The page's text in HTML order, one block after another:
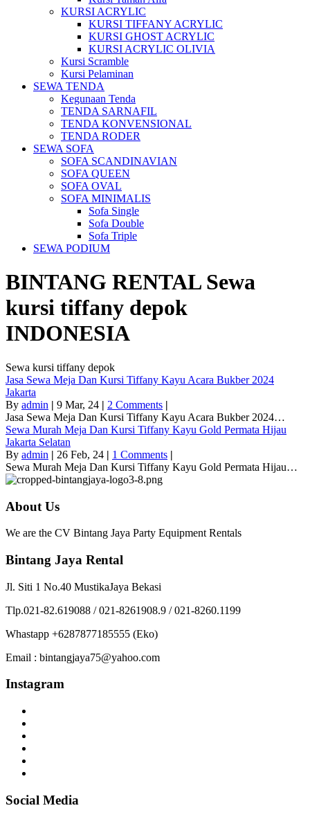
KURSI ACRYLIC
KURSI TIFFANY ACRYLIC
KURSI GHOST ACRYLIC
KURSI ACRYLIC OLIVIA
Kursi Scramble
Kursi Pelaminan
SEWA TENDA
Kegunaan Tenda
TENDA SARNAFIL
TENDA KONVENSIONAL
TENDA RODER
SEWA SOFA
SOFA SCANDINAVIAN
SOFA QUEEN
SOFA OVAL
SOFA MINIMALIS
Sofa Single
Sofa Double
Sofa Triple
SEWA PODIUM
BINTANG RENTAL Sewa
kursi tiffany depok
INDONESIA
Sewa kursi tiffany depok
Jasa Sewa Meja Dan Kursi Tiffany Kayu Acara Bukber 2024
Jakarta
By admin | 9 Mar, 24 | 2 Comments |
Jasa Sewa Meja Dan Kursi Tiffany Kayu Acara Bukber 2024…
Sewa Murah Meja Dan Kursi Tiffany Kayu Gold Permata Hijau
Jakarta Selatan
By admin | 26 Feb, 24 | 1 Comments |
Sewa Murah Meja Dan Kursi Tiffany Kayu Gold Permata Hijau…
About Us
We are the CV Bintang Jaya Party Equipment Rentals
Bintang Jaya Rental
Jl. Siti 1 No.40 MustikaJaya Bekasi
Tlp.021-82.619088 / 021-8261908.9 / 021-8260.1199
Whastapp +6287877185555 (Eko)
Email : bintangjaya75@yahoo.com
Instagram
Social Media